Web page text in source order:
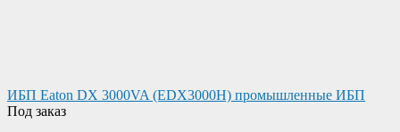
ИБП Eaton DX 3000VA (EDX3000H) промышленные ИБП
Под заказ